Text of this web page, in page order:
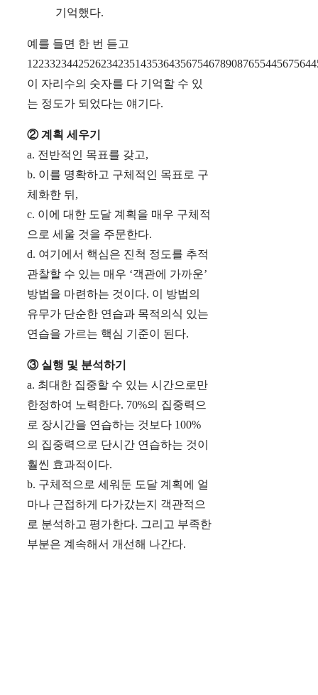
기억했다.
예를 들면 한 번 듣고
이 자리수의 숫자를 다 기억할 수 있
는 정도가 되었다는 얘기다.
② 계획 세우기
a. 전반적인 목표를 갖고,
b. 이를 명확하고 구체적인 목표로 구
체화한 뒤,
c. 이에 대한 도달 계획을 매우 구체적
으로 세울 것을 주문한다.
d. 여기에서 핵심은 진척 정도를 추적
관찰할 수 있는 매우 ‘객관에 가까운’
방법을 마련하는 것이다. 이 방법의
유무가 단순한 연습과 목적의식 있는
연습을 가르는 핵심 기준이 된다.
③ 실행 및 분석하기
a. 최대한 집중할 수 있는 시간으로만
한정하여 노력한다. 70%의 집중력으
로 장시간을 연습하는 것보다 100%
의 집중력으로 단시간 연습하는 것이
훨씬 효과적이다.
b. 구체적으로 세워둔 도달 계획에 얼
마나 근접하게 다가갔는지 객관적으
로 분석하고 평가한다. 그리고 부족한
부분은 계속해서 개선해 나간다.